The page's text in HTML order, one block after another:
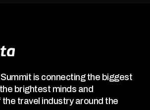
is connecting the biggest
brightest minds and
travel industry around the